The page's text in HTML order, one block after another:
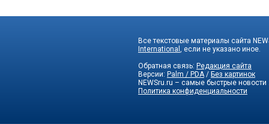
Все текстовые материалы сайта
International
, если не указано иное.
Обратная связь: Редакция сайта
Версии: Palm / PDA / Без картинок
NEWSru.ru – самые быстрые новости
Политика конфиденциальности